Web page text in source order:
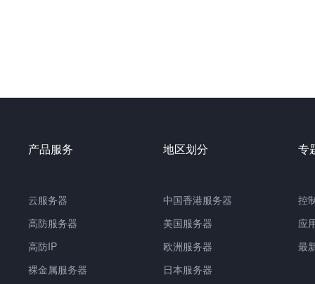
产品服务
云服务器
高防服务器
高防IP
裸金属服务器
地区划分
中国香港服务器
美国服务器
欧洲服务器
日本服务器
专
控
应
最